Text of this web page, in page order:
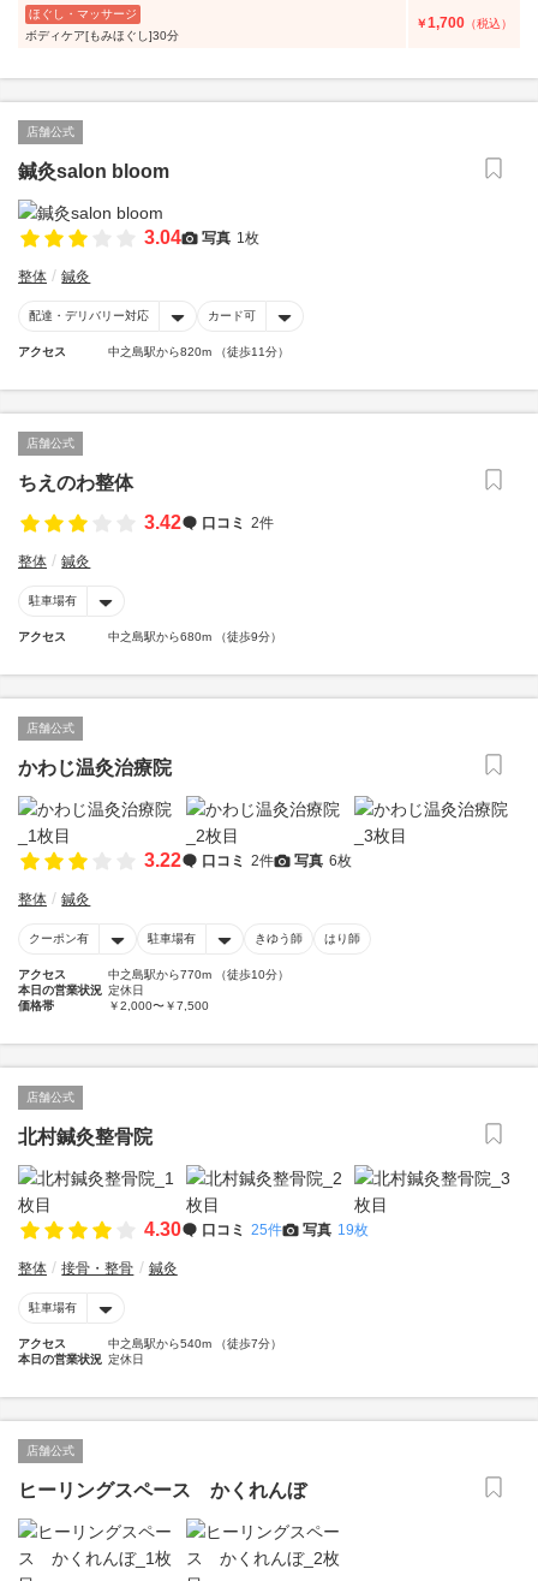
ほぐし・マッサージ
ボディケア[もみほぐし]30分
￥1,700 （税込）
店舗公式
鍼灸salon bloom
3.04 写真 1枚
整体 鍼灸
配達・デリバリー対応 カード可
アクセス 中之島駅から820m （徒歩11分）
店舗公式
ちえのわ整体
3.42
口コミ 2件
整体 鍼灸
駐車場有
アクセス 中之島駅から680m （徒歩9分）
店舗公式
かわじ温灸治療院
3.22 口コミ 2件 写真 6枚
整体 鍼灸
クーポン有 駐車場有 きゆう師 はり師
アクセス
中之島駅から770m （徒歩10分）
本日の営業状況 定休日
価格帯
￥2,000〜￥7,500
店舗公式
北村鍼灸整骨院
4.30 口コミ 25件 写真 19枚
整体 接骨・整骨 鍼灸
駐車場有
アクセス
中之島駅から540m （徒歩7分）
本日の営業状況 定休日
店舗公式
ヒーリングスペース かくれんぼ